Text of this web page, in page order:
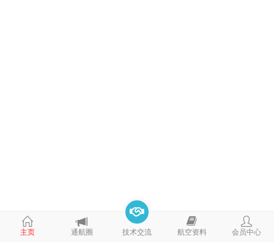
主页 通航圈 技术交流 航空资料 会员中心